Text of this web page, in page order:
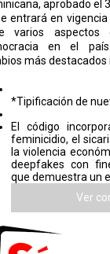
aprobado el
entrará en
varios aspectos
en el
más destacados
*Tipificación de
El código
feminicidio, el
la violencia
deepfakes con
que demuestra un
Ver